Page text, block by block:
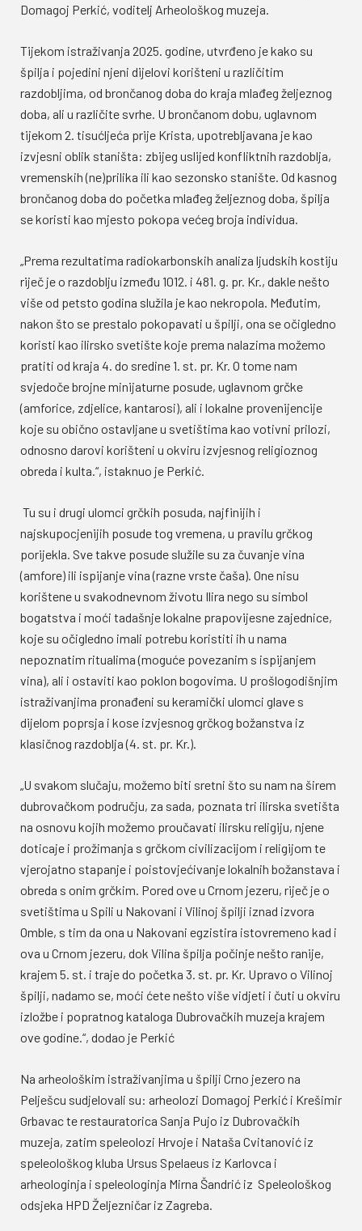
Domagoj Perkić, voditelj Arheološkog muzeja.
Tijekom istraživanja 2025. godine, utvrđeno je kako su
špilja i pojedini njeni dijelovi korišteni u različitim
razdobljima, od brončanog doba do kraja mlađeg željeznog
doba, ali u različite svrhe. U brončanom dobu, uglavnom
tijekom 2. tisućljeća prije Krista, upotrebljavana je kao
izvjesni oblik staništa: zbijeg uslijed konfliktnih razdoblja,
vremenskih (ne)prilika ili kao sezonsko stanište. Od kasnog
brončanog doba do početka mlađeg željeznog doba, špilja
se koristi kao mjesto pokopa većeg broja individua.
„Prema rezultatima radiokarbonskih analiza ljudskih kostiju
riječ je o razdoblju između 1012. i 481. g. pr. Kr., dakle nešto
više od petsto godina služila je kao nekropola. Međutim,
nakon što se prestalo pokopavati u špilji, ona se očigledno
koristi kao ilirsko svetište koje prema nalazima možemo
pratiti od kraja 4. do sredine 1. st. pr. Kr. O tome nam
svjedoče brojne minijaturne posude, uglavnom grčke
(amforice, zdjelice, kantarosi), ali i lokalne provenijencije
koje su obično ostavljane u svetištima kao votivni prilozi,
odnosno darovi korišteni u okviru izvjesnog religioznog
obreda i kulta.“, istaknuo je Perkić.
Tu su i drugi ulomci grčkih posuda, najfinijih i
najskupocjenijih posude tog vremena, u pravilu grčkog
porijekla. Sve takve posude služile su za čuvanje vina
(amfore) ili ispijanje vina (razne vrste čaša). One nisu
korištene u svakodnevnom životu Ilira nego su simbol
bogatstva i moći tadašnje lokalne prapovijesne zajednice,
koje su očigledno imali potrebu koristiti ih u nama
nepoznatim ritualima (moguće povezanim s ispijanjem
vina), ali i ostaviti kao poklon bogovima. U prošlogodišnjim
istraživanjima pronađeni su keramički ulomci glave s
dijelom poprsja i kose izvjesnog grčkog božanstva iz
klasičnog razdoblja (4. st. pr. Kr.).
„U svakom slučaju, možemo biti sretni što su nam na širem
dubrovačkom području, za sada, poznata tri ilirska svetišta
na osnovu kojih možemo proučavati ilirsku religiju, njene
doticaje i prožimanja s grčkom civilizacijom i religijom te
vjerojatno stapanje i poistovjećivanje lokalnih božanstava i
obreda s onim grčkim. Pored ove u Crnom jezeru, riječ je o
svetištima u Spili u Nakovani i Vilinoj špilji iznad izvora
Omble, s tim da ona u Nakovani egzistira istovremeno kad i
ova u Crnom jezeru, dok Vilina špilja počinje nešto ranije,
krajem 5. st. i traje do početka 3. st. pr. Kr. Upravo o Vilinoj
špilji, nadamo se, moći ćete nešto više vidjeti i čuti u okviru
izložbe i popratnog kataloga Dubrovačkih muzeja krajem
ove godine.“, dodao je Perkić
Na arheološkim istraživanjima u špilji Crno jezero na
Pelješcu sudjelovali su: arheolozi Domagoj Perkić i Krešimir
Grbavac te restauratorica Sanja Pujo iz Dubrovačkih
muzeja, zatim speleolozi Hrvoje i Nataša Cvitanović iz
speleološkog kluba Ursus Spelaeus iz Karlovca i
arheologinja i speleologinja Mirna Šandrić iz Speleološkog
odsjeka HPD Željezničar iz Zagreba.